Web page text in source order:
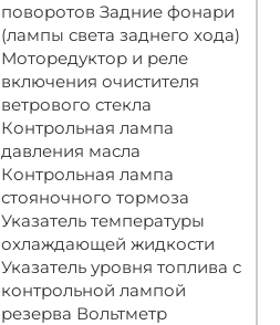
поворотов Задние фонари
(лампы света заднего хода)
Моторедуктор и реле
включения очистителя
ветрового стекла
Контрольная лампа
давления масла
Контрольная лампа
стояночного тормоза
Указатель температуры
охлаждающей жидкости
Указатель уровня топлива с
контрольной лампой
резерва Вольтметр